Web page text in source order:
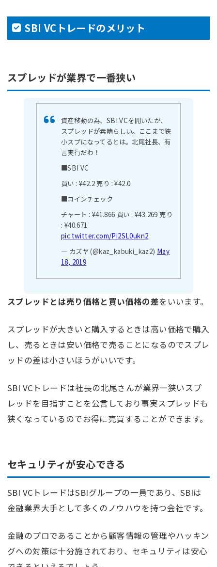
SBI VCトレードのメリット
スプレッドが業界で一番狭い
資産移動の為、SBI VCを開いたが、
スプレッドが素晴らしい。ここまで狭
小スプになってるとは。北尾社長、有
言実行だわ！
■SBI VC
買い : ¥42.2売り : ¥42.0
■コインチェック
チャート : ¥41.866 買い : ¥43.269 売り
: ¥40.671
pic.twitter.com/Pi2SL0ukn2
— カズヤ (@kaz_kabuki_kaz2) May
18, 2019
スプレッドとは売り価格と買い価格の差をいいます。
スプレッドが大きいと購入するときは高い価格で購入
し、売るときは安い価格で売ることになるのでスプレ
ッドの差は小さいほうがいいです。
SBI VCトレードは社長の北尾さんが業界一狭いスプ
レッドを目指すことを公言しており事実スプレッドも
狭くなっているのでお得に売買することができます。
セキュリティが安心できる
SBI VCトレードはSBIグループの一員であり、SBIは
金融業界大手として多くのノウハウを持つ会社です。
金融のプロであることから顧客情報の管理やハッキン
グへの対策は十分施されており、セキュリティは安心